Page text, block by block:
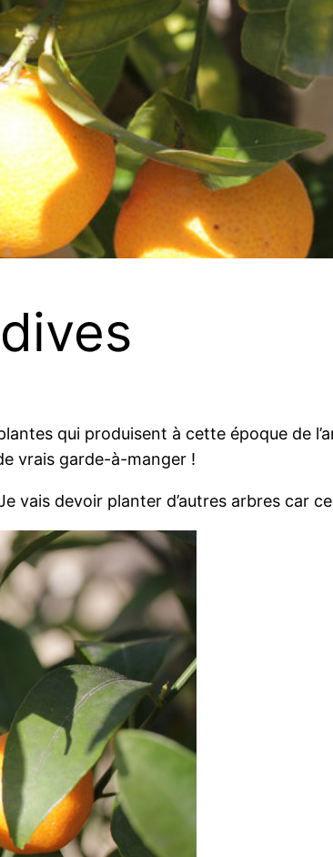
qui produisent à cette époque de
vrais garde-à-manger !
vais devoir planter d’autres arbres car